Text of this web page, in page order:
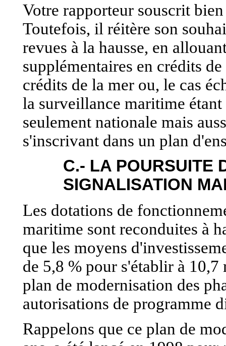
Votre rapporteur souscrit
Toutefois, il réitère son
revues à la hausse, en
supplémentaires en crédits
crédits de la mer ou, le cas
la surveillance maritime
seulement nationale mais
s'inscrivant dans un plan
C.- LA POURSUITE
SIGNALISATION
Les dotations de
maritime sont reconduites à
que les moyens
de 5,8 % pour s'établir à
plan de modernisation des
autorisations de programme
Rappelons que ce plan de